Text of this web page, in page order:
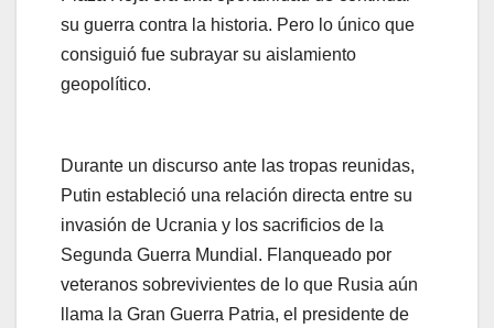
su guerra contra la historia. Pero lo único que
consiguió fue subrayar su aislamiento
geopolítico.
Durante un discurso ante las tropas reunidas,
Putin estableció una relación directa entre su
invasión de Ucrania y los sacrificios de la
Segunda Guerra Mundial. Flanqueado por
veteranos sobrevivientes de lo que Rusia aún
llama la Gran Guerra Patria, el presidente de